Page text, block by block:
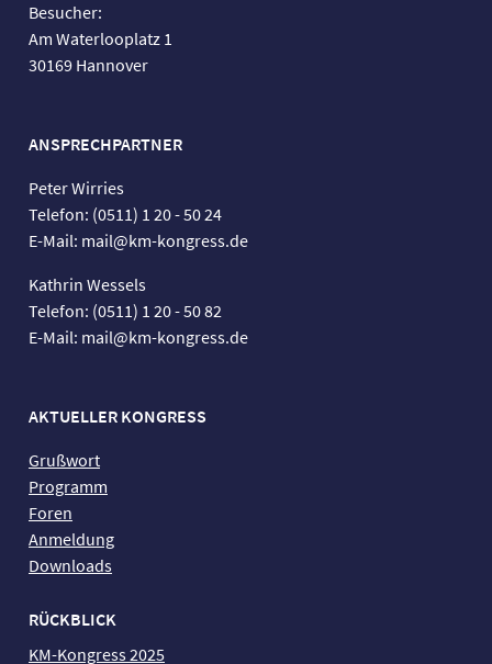
Besucher:
Am Waterlooplatz 1
30169 Hannover
ANSPRECHPARTNER
Peter Wirries
Telefon: (0511) 1 20 - 50 24
E-Mail: mail@km-kongress.de
Kathrin Wessels
Telefon: (0511) 1 20 - 50 82
E-Mail: mail@km-kongress.de
AKTUELLER KONGRESS
Grußwort
Programm
Foren
Anmeldung
Downloads
RÜCKBLICK
KM-Kongress 2025